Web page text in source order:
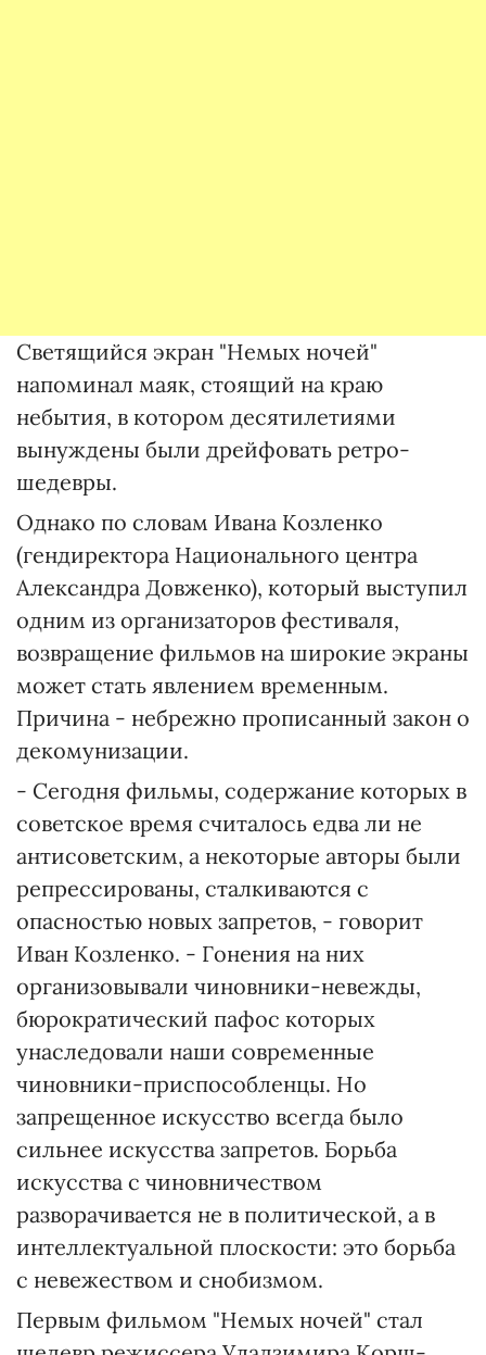
Светящийся экран "Немых ночей"
напоминал маяк, стоящий на краю
небытия, в котором десятилетиями
вынуждены были дрейфовать ретро-
шедевры.
Однако по словам Ивана Козленко
(гендиректора Национального центра
Александра Довженко), который выступил
одним из организаторов фестиваля,
возвращение фильмов на широкие экраны
может стать явлением временным.
Причина - небрежно прописанный закон о
декомунизации.
- Сегодня фильмы, содержание которых в
советское время считалось едва ли не
антисоветским, а некоторые авторы были
репрессированы, сталкиваются с
опасностью новых запретов, - говорит
Иван Козленко. - Гонения на них
организовывали чиновники-невежды,
бюрократический пафос которых
унаследовали наши современные
чиновники-приспособленцы. Но
запрещенное искусство всегда было
сильнее искусства запретов. Борьба
искусства с чиновничеством
разворачивается не в политической, а в
интеллектуальной плоскости: это борьба
с невежеством и снобизмом.
Первым фильмом "Немых ночей" стал